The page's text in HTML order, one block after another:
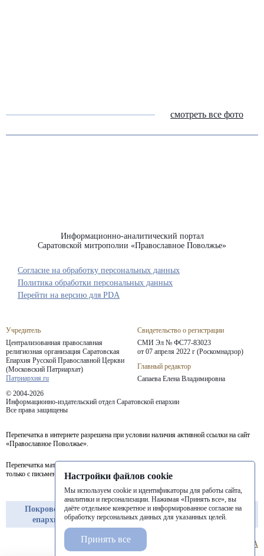
смотреть все фото
Информационно-аналитический портал
Саратовской митрополии «Православное Поволжье»
Учредитель
Централизованная православная
религиозная организация Саратовская
Епархия Русской Православной Церкви
(Московский Патриархат)
Патриархия.ru
Свидетельство о регистрации
СМИ Эл № ФС77-83023
от 07 апреля 2022 г (Роскомнадзор)
Главный редактор
Сапаева Елена Владимировна
© 2004-2026
Информационно-издательский отдел Саратовской епархии
Все права защищены
Согласие на обработку персональных данных
Политика обработки персональных данных
Перепечатка в интернете разрешена при условии наличия активной ссылки на сайт
«Православное Поволжье».
Перепечатка материалов портала в печатных изданиях (книгах, прессе) возможна
только с письменного разрешения редакции.
Покровская
епархия
Балашовская
епархия
Балаковская
епархия
Перейти на версию для PDA
Настройки файлов cookie
Мы используем cookie и идентификаторы для работы сайта,
аналитики и персонализации. Нажимая «Принять все», вы
даёте отдельное конкретное и информированное согласие на
обработку персональных данных для указанных целей.
Принять все